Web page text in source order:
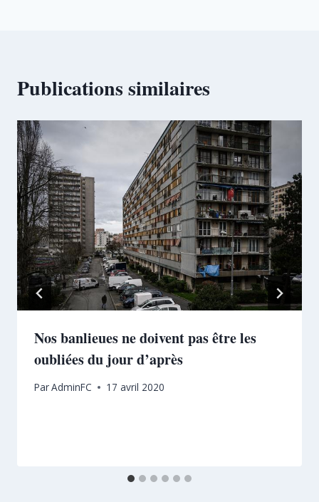
Publications similaires
Nos banlieues ne doivent pas être les
oubliées du jour d’après
ParAdminFC 17 avril 2020